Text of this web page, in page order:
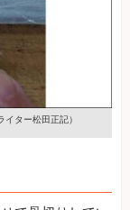
イター松田正記）